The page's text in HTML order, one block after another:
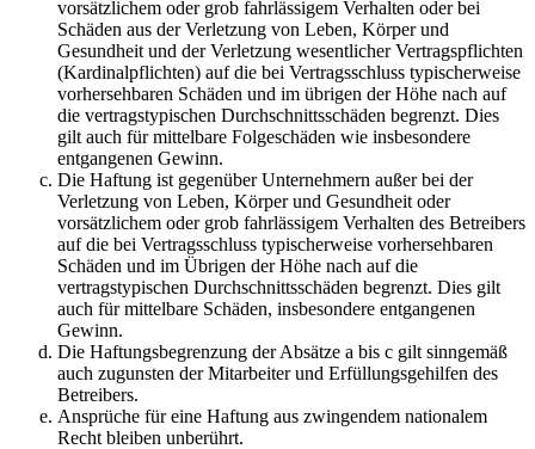
vorsätzlichem oder grob fahrlässigem Verhalten oder bei
Schäden aus der Verletzung von Leben, Körper und
Gesundheit und der Verletzung wesentlicher Vertragspflichten
(Kardinalpflichten) auf die bei Vertragsschluss typischerweise
vorhersehbaren Schäden und im übrigen der Höhe nach auf
die vertragstypischen Durchschnittsschäden begrenzt. Dies
gilt auch für mittelbare Folgeschäden wie insbesondere
entgangenen Gewinn.
Die Haftung ist gegenüber Unternehmern außer bei der
Verletzung von Leben, Körper und Gesundheit oder
vorsätzlichem oder grob fahrlässigem Verhalten des Betreibers
auf die bei Vertragsschluss typischerweise vorhersehbaren
Schäden und im Übrigen der Höhe nach auf die
vertragstypischen Durchschnittsschäden begrenzt. Dies gilt
auch für mittelbare Schäden, insbesondere entgangenen
Gewinn.
Die Haftungsbegrenzung der Absätze a bis c gilt sinngemäß
auch zugunsten der Mitarbeiter und Erfüllungsgehilfen des
Betreibers.
Ansprüche für eine Haftung aus zwingendem nationalem
Recht bleiben unberührt.